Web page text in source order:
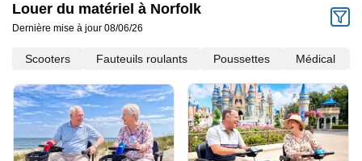
Louer du matériel à Norfolk
Dernière mise à jour 08/06/26
Scooters Fauteuils roulants Poussettes Médical